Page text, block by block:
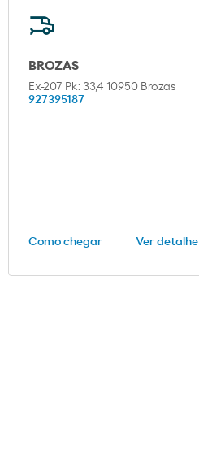
BROZAS
Ex-207 Pk: 33,4 10950 Brozas
927395187
Como chegar Ver detalhe